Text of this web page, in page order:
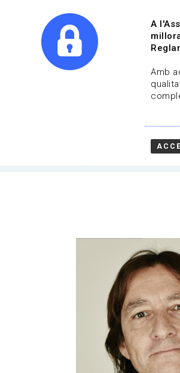
Alex Salvador Avila
Àmbit professional: Consultoria
A
Amb